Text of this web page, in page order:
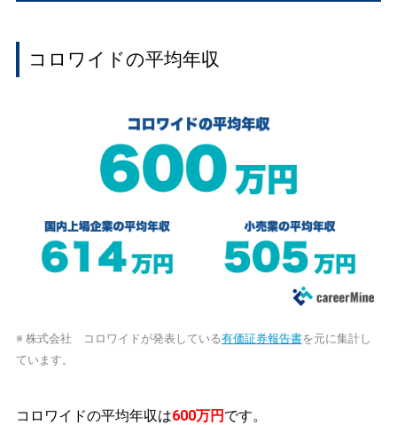
コロワイドの平均年収
※ 株式会社 コロワイドが発表している有価証券報告書を元に集計し
ています。
コロワイドの平均年収は600万円 です。